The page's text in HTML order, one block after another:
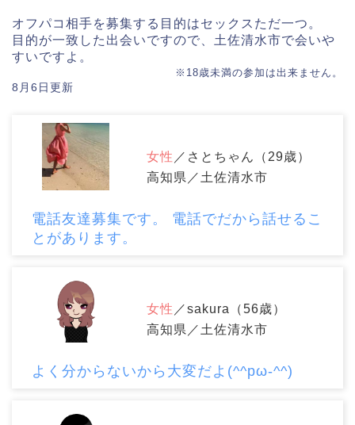
オフパコ相手を募集する目的はセックスただ一つ。
目的が一致した出会いですので、土佐清水市で会いや
すいですよ。
※18歳未満の参加は出来ません。
8月6日更新
女性 ／さとちゃん（29歳）
高知県／土佐清水市
電話友達募集です。 電話でだから話せるこ
とがあります。
女性 ／sakura（56歳）
高知県／土佐清水市
よく分からないから大変だよ(^^pω-^^)